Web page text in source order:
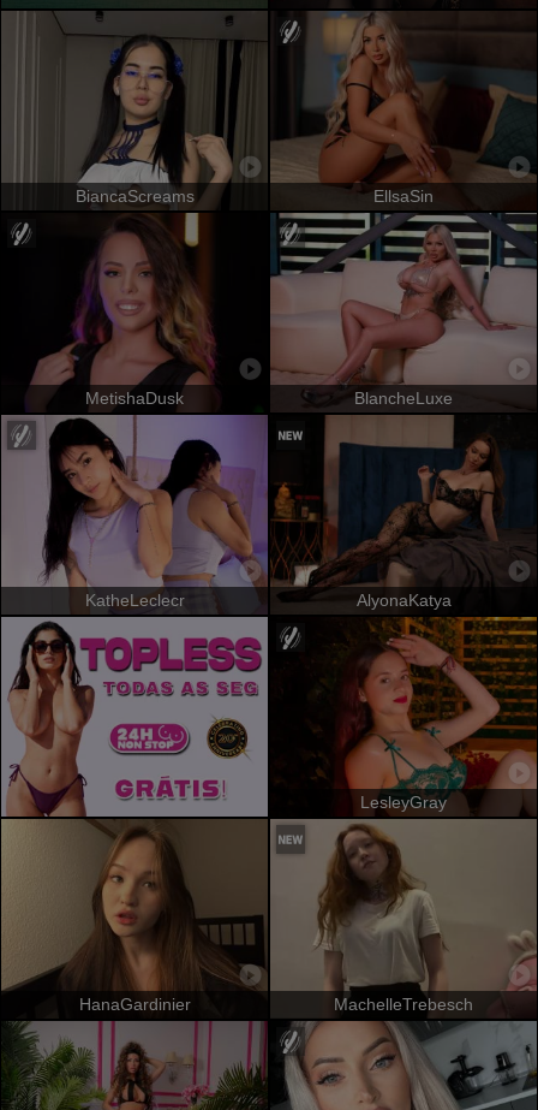
BiancaScreams EllsaSin
MetishaDusk BlancheLuxe
KatheLeclecr AlyonaKatya
LesleyGray
HanaGardinier MachelleTrebesch